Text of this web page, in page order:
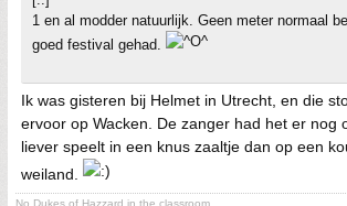
1 en al modder natuurlijk. Geen meter normaal
goed festival gehad.
Ik was gisteren bij Helmet in Utrecht, en die
ervoor op Wacken. De zanger had het er nog
liever speelt in een knus zaaltje dan op een
weiland.
No Dukes of Hazzard in the classroom